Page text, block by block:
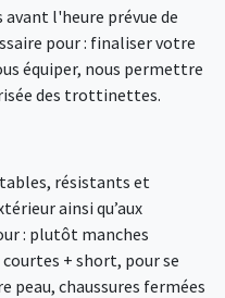
l'heure prévue de
pour : finaliser votre
équiper, nous permettre
des trottinettes.
résistants et
ainsi qu’aux
: plutôt manches
+ short, pour se
chaussures fermées